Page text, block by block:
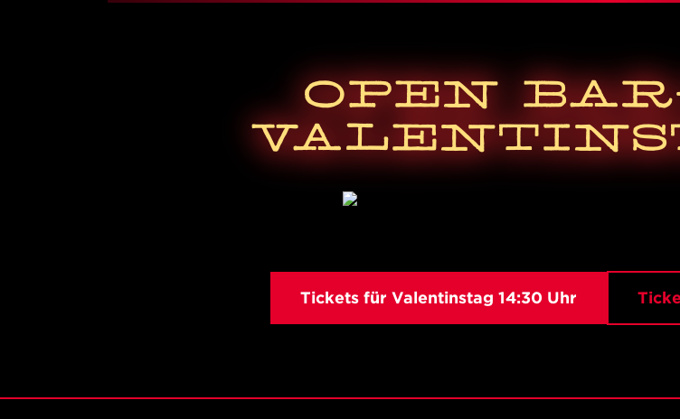
OPEN
Tickets für Valentinstag 14:30 Uhr